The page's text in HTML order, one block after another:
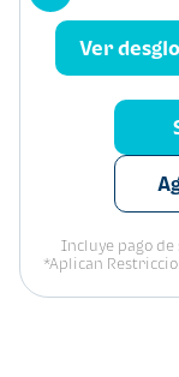
Ver
Incluye pago
*Aplican